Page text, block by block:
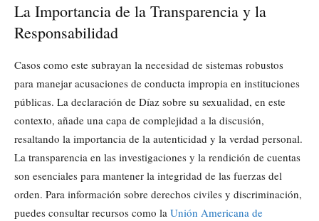
La Importancia de la Transparencia y la
Responsabilidad
Casos como este subrayan la necesidad de sistemas robustos
para manejar acusaciones de conducta impropia en instituciones
públicas. La declaración de Díaz sobre su sexualidad, en este
contexto, añade una capa de complejidad a la discusión,
resaltando la importancia de la autenticidad y la verdad personal.
La transparencia en las investigaciones y la rendición de cuentas
son esenciales para mantener la integridad de las fuerzas del
orden. Para información sobre derechos civiles y discriminación,
puedes consultar recursos como la Unión Americana de